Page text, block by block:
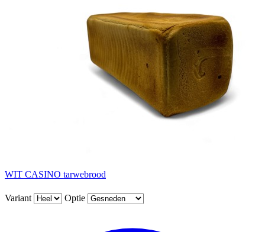
WIT CASINO tarwebrood
Variant Optie